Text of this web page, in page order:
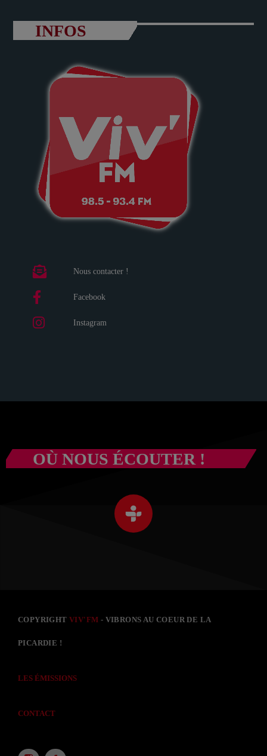
INFOS
Nous contacter !
Facebook
Instagram
OÙ NOUS ÉCOUTER !
COPYRIGHTVIV'FM - VIBRONS AU COEUR DE LA
PICARDIE !
LES ÉMISSIONS
CONTACT